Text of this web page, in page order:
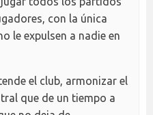
con la única
le expulsen a nadie en
el club, armonizar el
que de un tiempo a